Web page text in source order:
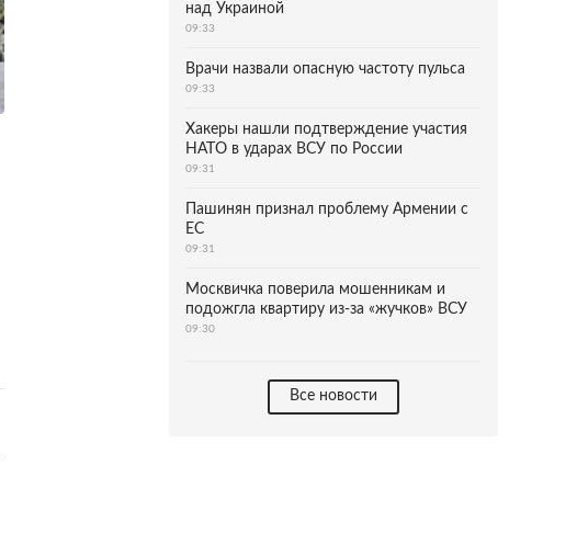
над Украиной
09:33
Врачи назвали опасную частоту пульса
09:33
Хакеры нашли подтверждение участия
НАТО в ударах ВСУ по России
09:31
Пашинян признал проблему Армении с
ЕС
09:31
Москвичка поверила мошенникам и
подожгла квартиру из-за «жучков» ВСУ
09:30
Все новости